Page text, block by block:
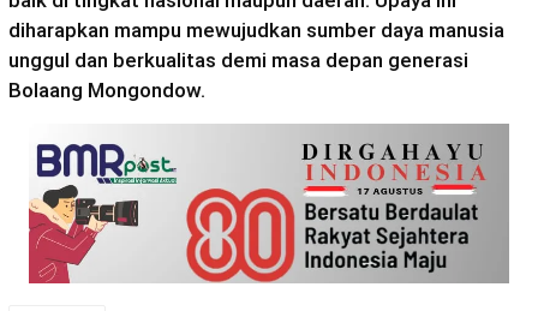
diharapkan mampu mewujudkan sumber daya manusia
unggul dan berkualitas demi masa depan generasi
Bolaang Mongondow.